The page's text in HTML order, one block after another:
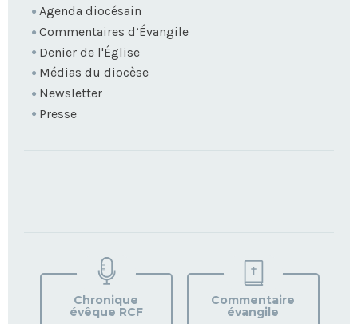
Agenda diocésain
Commentaires d’Évangile
Denier de l'Église
Médias du diocèse
Newsletter
Presse
VOTRE
PAROISSE
Chronique
évêque RCF
Commentaire
évangile